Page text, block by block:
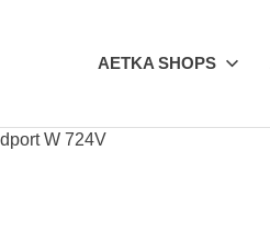
AETKA SHOPS